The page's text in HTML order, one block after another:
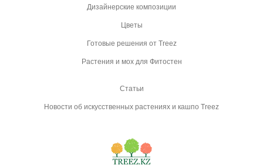
Дизайнерские композиции
Цветы
Готовые решения от Treez
Растения и мох для Фитостен
Статьи
Новости об искусственных растениях и кашпо Treez